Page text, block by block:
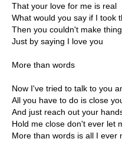
That your love for me is real
What would you say if I took
Then you couldn't make
Just by saying I love you
More than words
Now I've tried to talk to you
All you have to do is close
And just reach out your
Hold me close don't ever let
More than words is all I ever